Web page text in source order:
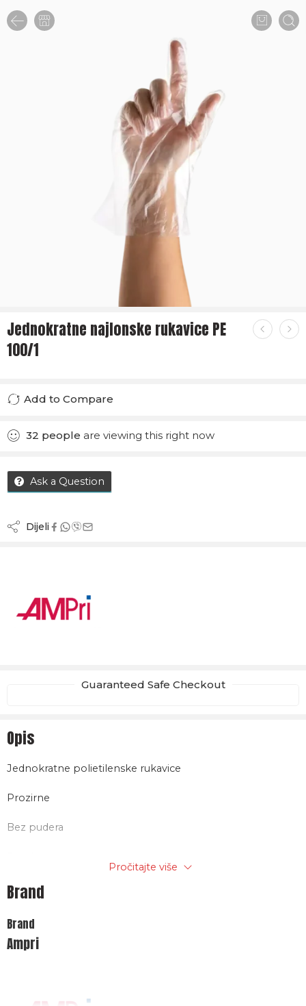
Jednokratne najlonske rukavice PE
100/1
Add to Compare
32 people are viewing this right now
Ask a Question
Dijeli
Guaranteed Safe Checkout
Opis
Jednokratne polietilenske rukavice
Prozirne
Bez pudera
Iznimna premium kvaliteta Sterilnost: nesterilna
Pročitajte više
Brand
Brand
Ampri